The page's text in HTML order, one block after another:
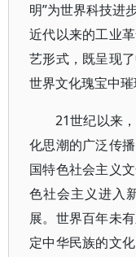
明”为世界科技进
近代以来的工业
艺形式，既呈现
世界文化瑰宝中璀
21世纪以来
化思潮的广泛传
国特色社会主义
色社会主义进入
展。世界百年未
定中华民族的文